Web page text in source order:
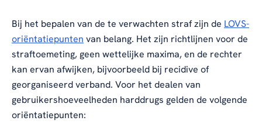
Bij het bepalen van de te verwachten straf zijn de LOVS-
oriëntatiepunten van belang. Het zijn richtlijnen voor de
straftoemeting, geen wettelijke maxima, en de rechter
kan ervan afwijken, bijvoorbeeld bij recidive of
georganiseerd verband. Voor het dealen van
gebruikershoeveelheden harddrugs gelden de volgende
oriëntatiepunten: